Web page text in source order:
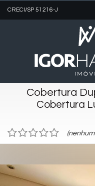
CRECI/SP 51216-J
Cobertura
Cobertura